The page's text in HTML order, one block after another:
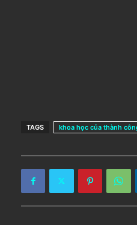
TAGS khoa học của thành